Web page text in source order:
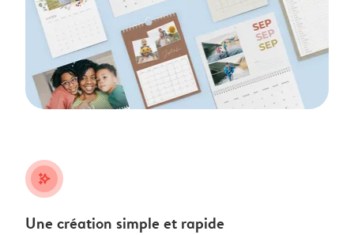
stars_plus
Une création simple et rapide